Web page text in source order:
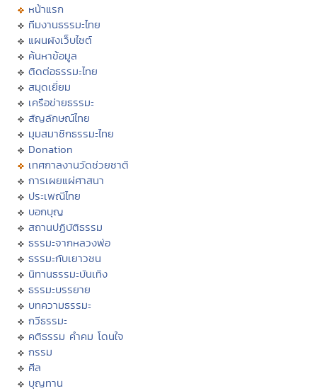
หน้าแรก
ทีมงานธรรมะไทย
แผนผังเว็บไซต์
ค้นหาข้อมูล
ติดต่อธรรมะไทย
สมุดเยี่ยม
เครือข่ายธรรมะ
สัญลักษณ์ไทย
มุมสมาชิกธรรมะไทย
Donation
เทศกาลงานวัดช่วยชาติ
การเผยแผ่ศาสนา
ประเพณีไทย
บอกบุญ
สถานปฏิบัติธรรม
ธรรมะจากหลวงพ่อ
ธรรมะกับเยาวชน
นิทานธรรมะบันเทิง
ธรรมะบรรยาย
บทความธรรมะ
กวีธรรมะ
คติธรรม คำคม โดนใจ
กรรม
ศีล
บุญทาน